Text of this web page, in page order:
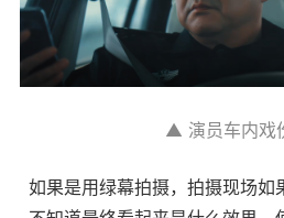
▲ 演员车内戏
如果是用绿幕拍摄，拍摄现场如